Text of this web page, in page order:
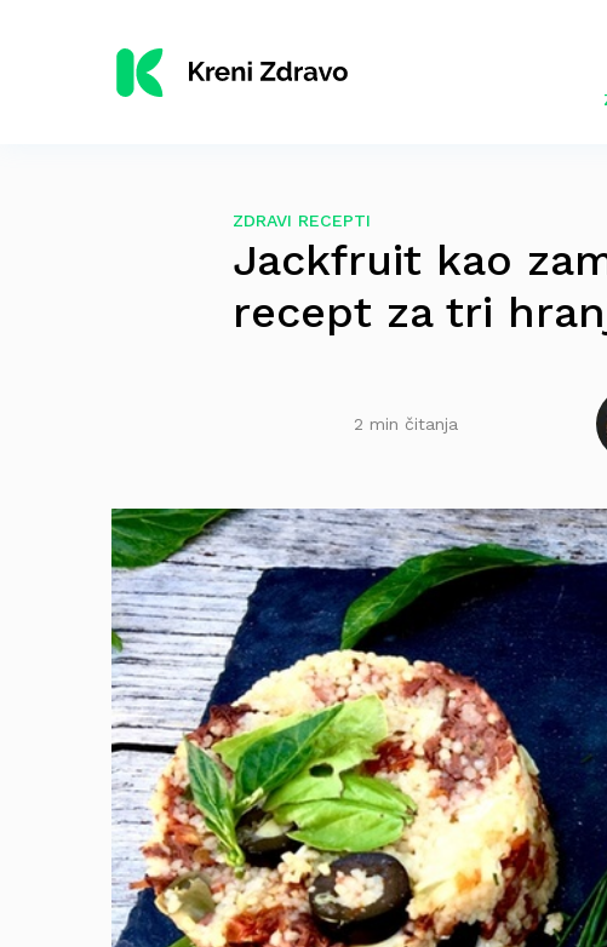
ZDRAVI RECEPTI
Jackfruit kao
recept za tri
2 min čitanja